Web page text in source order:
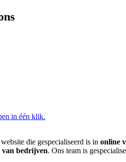
die gespecialiseerd is in online
bedrijven. Ons team is